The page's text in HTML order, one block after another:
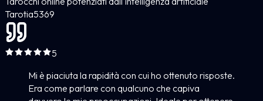
Tarotia5369
5
Mi è piaciuta la rapidità con cui ho ottenuto risposte.
Era come parlare con qualcuno che capiva